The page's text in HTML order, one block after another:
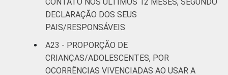
DECLARAÇÃO DOS SEUS
PAIS/RESPONSÁVEIS
A23 - PROPORÇÃO DE
CRIANÇAS/ADOLESCENTES, POR
OCORRÊNCIAS VIVENCIADAS AO USAR A